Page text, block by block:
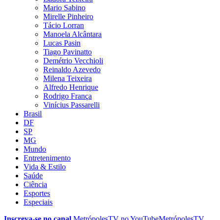
Mario Sabino
Mirelle Pinheiro
Tácio Lorran
Manoela Alcântara
Lucas Pasin
Tiago Pavinatto
Demétrio Vecchioli
Reinaldo Azevedo
Milena Teixeira
Alfredo Henrique
Rodrigo França
Vinícius Passarelli
Brasil
DF
SP
MG
Mundo
Entretenimento
Vida & Estilo
Saúde
Ciência
Esportes
Especiais